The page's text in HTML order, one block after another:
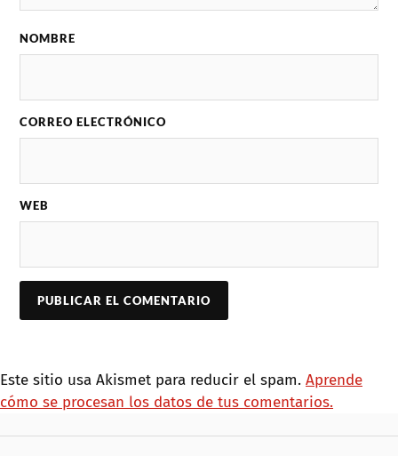
NOMBRE
CORREO ELECTRÓNICO
WEB
Este sitio usa Akismet para reducir el spam. Aprende
cómo se procesan los datos de tus comentarios.